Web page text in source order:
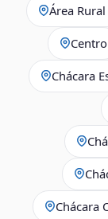
Área
Centro
Chácara
Chácara